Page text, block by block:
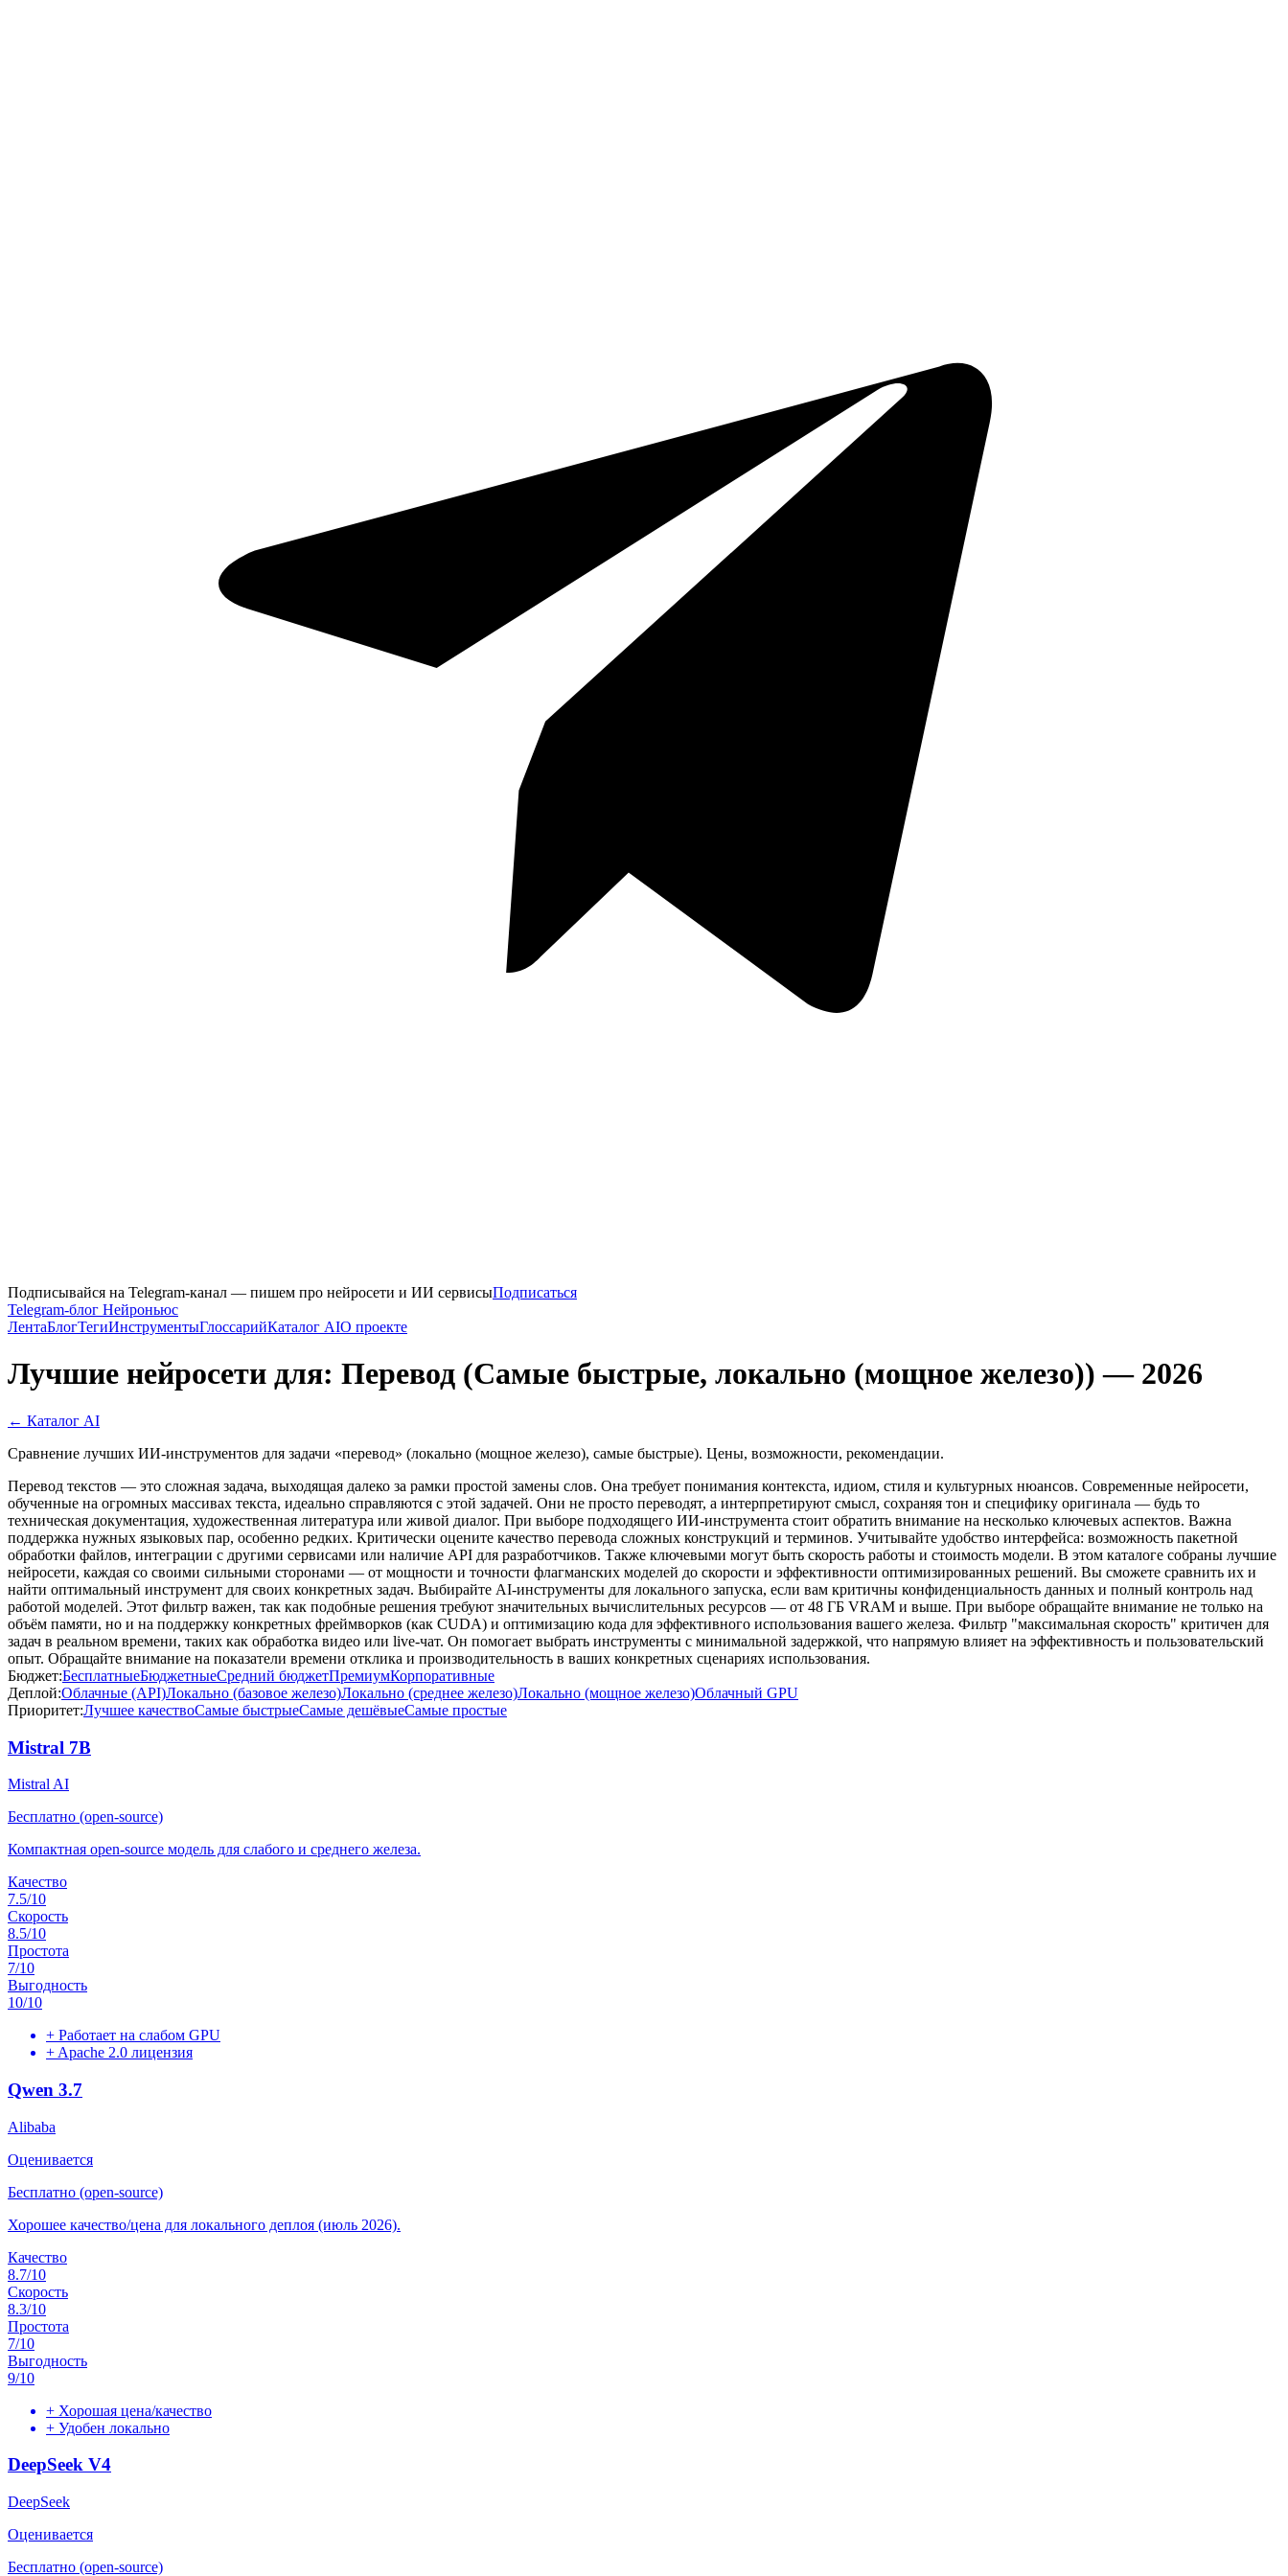
Подписывайся на Telegram-канал — пишем про нейросети и ИИ сервисыПодписаться
Telegram-блог Нейроньюс
ЛентаБлогТегиИнструментыГлоссарийКаталог AIО проекте
Лучшие нейросети для: Перевод (Самые быстрые, локально (мощное железо)) — 2026
← Каталог AI
Сравнение лучших ИИ-инструментов для задачи «перевод» (локально (мощное железо), самые быстрые). Цены, возможности, рекомендации.
Перевод текстов — это сложная задача, выходящая далеко за рамки простой замены слов. Она требует понимания контекста, идиом, стиля и культурных нюансов. Современные нейросети,
обученные на огромных массивах текста, идеально справляются с этой задачей. Они не просто переводят, а интерпретируют смысл, сохраняя тон и специфику оригинала — будь то
техническая документация, художественная литература или живой диалог. При выборе подходящего ИИ-инструмента стоит обратить внимание на несколько ключевых аспектов. Важна
поддержка нужных языковых пар, особенно редких. Критически оцените качество перевода сложных конструкций и терминов. Учитывайте удобство интерфейса: возможность пакетной
обработки файлов, интеграции с другими сервисами или наличие API для разработчиков. Также ключевыми могут быть скорость работы и стоимость модели. В этом каталоге собраны лучшие
нейросети, каждая со своими сильными сторонами — от мощности и точности флагманских моделей до скорости и эффективности оптимизированных решений. Вы сможете сравнить их и
найти оптимальный инструмент для своих конкретных задач. Выбирайте AI-инструменты для локального запуска, если вам критичны конфиденциальность данных и полный контроль над
работой моделей. Этот фильтр важен, так как подобные решения требуют значительных вычислительных ресурсов — от 48 ГБ VRAM и выше. При выборе обращайте внимание не только на
объём памяти, но и на поддержку конкретных фреймворков (как CUDA) и оптимизацию кода для эффективного использования вашего железа. Фильтр "максимальная скорость" критичен для
задач в реальном времени, таких как обработка видео или live-чат. Он помогает выбрать инструменты с минимальной задержкой, что напрямую влияет на эффективность и пользовательский
опыт. Обращайте внимание на показатели времени отклика и производительность в ваших конкретных сценариях использования.
Бюджет:БесплатныеБюджетныеСредний бюджетПремиумКорпоративные
Деплой:Облачные (API)Локально (базовое железо)Локально (среднее железо)Локально (мощное железо)Облачный GPU
Приоритет:Лучшее качествоСамые быстрыеСамые дешёвыеСамые простые
Mistral 7B
Mistral AI
Бесплатно (open-source)
Компактная open-source модель для слабого и среднего железа.
Качество
7.5/10
Скорость
8.5/10
Простота
7/10
Выгодность
10/10
+ Работает на слабом GPU
+ Apache 2.0 лицензия
Qwen 3.7
Alibaba
Оценивается
Бесплатно (open-source)
Хорошее качество/цена для локального деплоя (июль 2026).
Качество
8.7/10
Скорость
8.3/10
Простота
7/10
Выгодность
9/10
+ Хорошая цена/качество
+ Удобен локально
DeepSeek V4
DeepSeek
Оценивается
Бесплатно (open-source)